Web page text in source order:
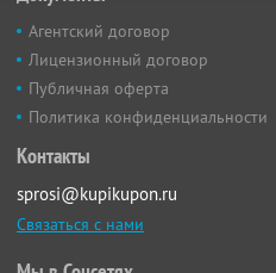
Агентский договор
Лицензионный договор
Публичная оферта
Политика конфиденциальности
Контакты
sprosi@kupikupon.ru
Связаться с нами